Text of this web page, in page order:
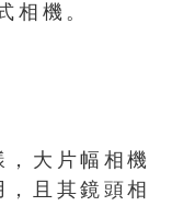
機。
大片幅相機
且其鏡頭相